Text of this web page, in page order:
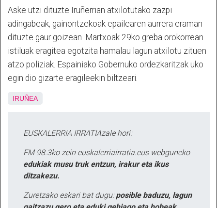
Aske utzi dituzte Iruñerrian atxilotutako zazpi
adingabeak, gainontzekoak epailearen aurrera eraman
dituzte gaur goizean. Martxoak 29ko greba orokorrean
istiluak eragitea egotzita hamalau lagun atxilotu zituen
atzo poliziak. Espainiako Gobernuko ordezkaritzak uko
egin dio gizarte eragileekin biltzeari.
IRUÑEA
EUSKALERRIA IRRATIAzale hori:
FM 98.3ko zein euskalerriairratia.eus webguneko
edukiak musu truk entzun, irakur eta ikus
ditzakezu.
Zuretzako eskari bat dugu: posible baduzu, lagun